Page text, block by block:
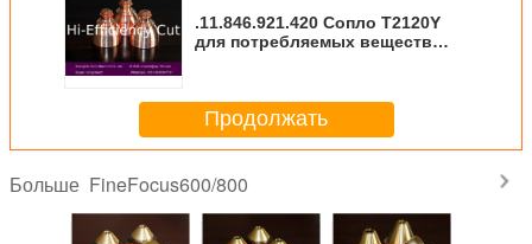
.11.846.921.420 Сопло T2120Y
для потребляемых веществ
Продолжать
Больше FineFocus600/800